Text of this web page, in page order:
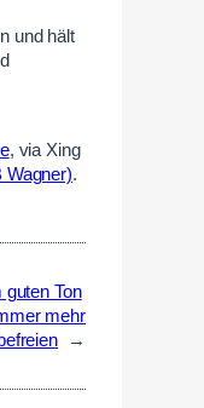
und hält
, via Xing
Wagner).
Ton
mehr
→